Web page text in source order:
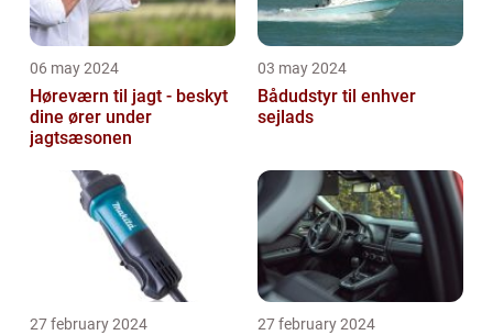
06 may 2024
Høreværn til jagt - beskyt
dine ører under
jagtsæsonen
03 may 2024
Bådudstyr til enhver
sejlads
27 february 2024 27 february 2024